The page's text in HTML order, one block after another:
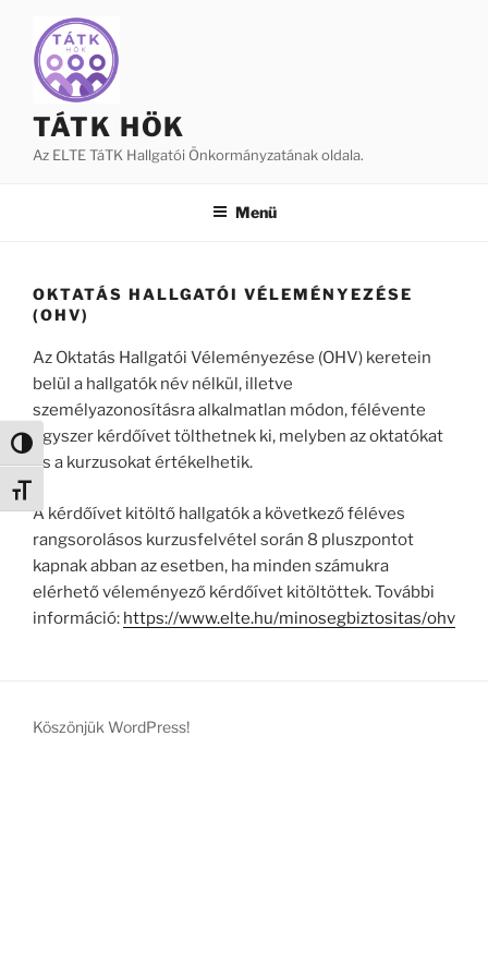
Nagy kontraszt váltása
Betűméret váltása
TÁTK HÖK
Az ELTE TáTK Hallgatói Önkormányzatának oldala.
Menü
OKTATÁS HALLGATÓI VÉLEMÉNYEZÉSE
(OHV)
Az Oktatás Hallgatói Véleményezése (OHV) keretein
belül a hallgatók név nélkül, illetve
személyazonosításra alkalmatlan módon, félévente
egyszer kérdőívet tölthetnek ki, melyben az oktatókat
és a kurzusokat értékelhetik.
A kérdőívet kitöltő hallgatók a következő féléves
rangsorolásos kurzusfelvétel során 8 pluszpontot
kapnak abban az esetben, ha minden számukra
elérhető véleményező kérdőívet kitöltöttek. További
információ: https://www.elte.hu/minosegbiztositas/ohv
Köszönjük WordPress!